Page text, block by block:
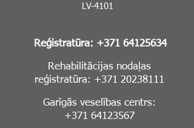
LV-4101
Reģistratūra: +371 64125634
Rehabilitācijas nodaļas
reģistratūra: +371 20238111
Garīgās veselības centrs:
+371 64123567